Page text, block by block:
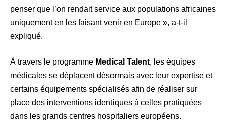
penser que l’on rendait service aux populations africaines
uniquement en les faisant venir en Europe », a-t-il
expliqué.
À travers le programme Medical Talent, les équipes
médicales se déplacent désormais avec leur expertise et
certains équipements spécialisés afin de réaliser sur
place des interventions identiques à celles pratiquées
dans les grands centres hospitaliers européens.